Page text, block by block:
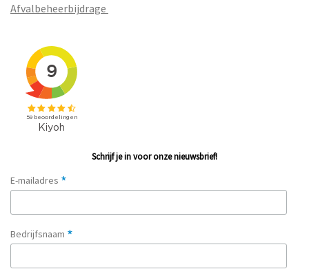
Afvalbeheerbijdrage
Schrijf je in voor onze nieuwsbrief!
E-mailadres *
Bedrijfsnaam *